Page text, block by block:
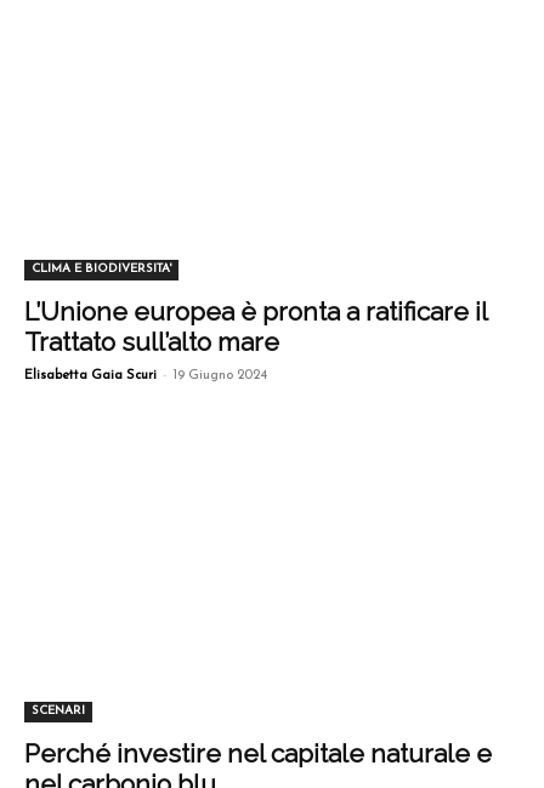
CLIMA E BIODIVERSITA'
L’Unione europea è pronta a ratificare il
Trattato sull’alto mare
Elisabetta Gaia Scuri - 19 Giugno 2024
SCENARI
Perché investire nel capitale naturale e